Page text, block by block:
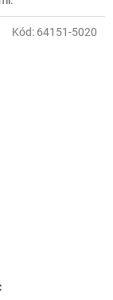
Kód: 64151-5020